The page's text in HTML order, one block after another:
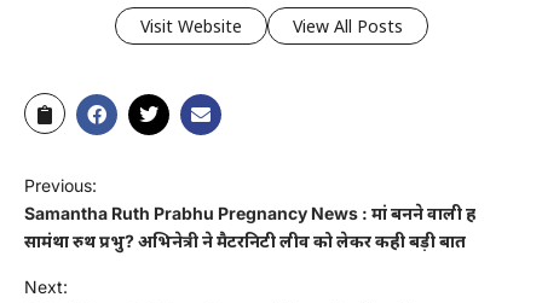
Visit Website View All Posts
Previous:
Samantha Ruth Prabhu Pregnancy News : मां बनने वाली हैं
सामंथा रुथ प्रभु? अभिनेत्री ने मैटरनिटी लीव को लेकर कही बड़ी बात
Next: